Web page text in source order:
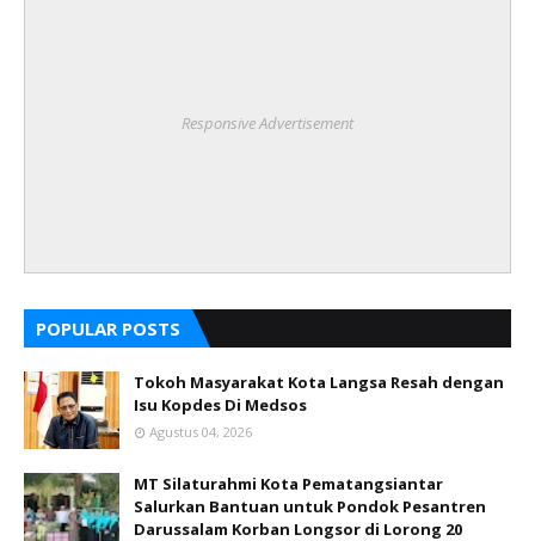
Responsive Advertisement
POPULAR POSTS
Tokoh Masyarakat Kota Langsa Resah dengan
Isu Kopdes Di Medsos
Agustus 04, 2026
MT Silaturahmi Kota Pematangsiantar
Salurkan Bantuan untuk Pondok Pesantren
Darussalam Korban Longsor di Lorong 20